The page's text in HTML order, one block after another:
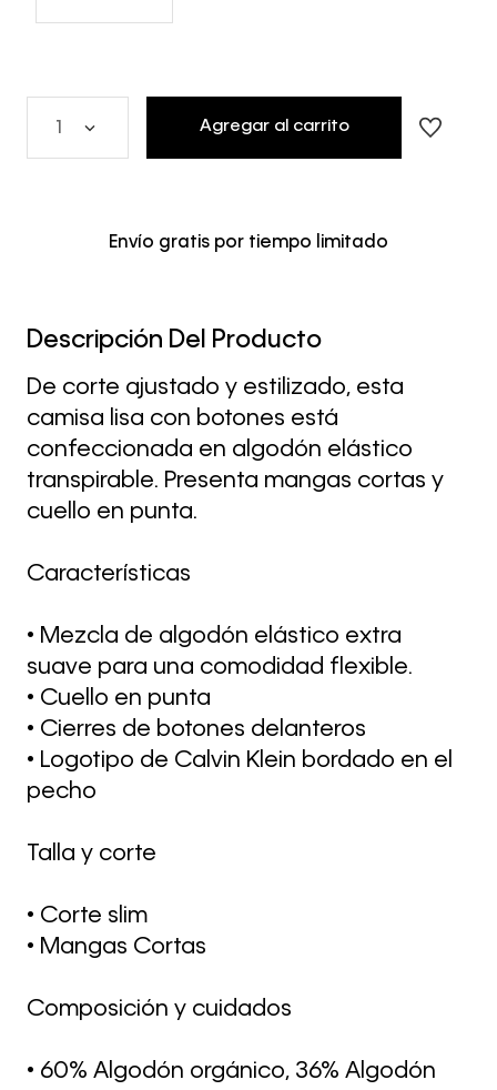
Agregar al carrito
Envío gratis por tiempo limitado
Descripción Del Producto
De corte ajustado y estilizado, esta
camisa lisa con botones está
confeccionada en algodón elástico
transpirable. Presenta mangas cortas y
cuello en punta.
Características
• Mezcla de algodón elástico extra
suave para una comodidad flexible.
• Cuello en punta
• Cierres de botones delanteros
• Logotipo de Calvin Klein bordado en el
pecho
Talla y corte
• Corte slim
• Mangas Cortas
Composición y cuidados
• 60% Algodón orgánico, 36% Algodón